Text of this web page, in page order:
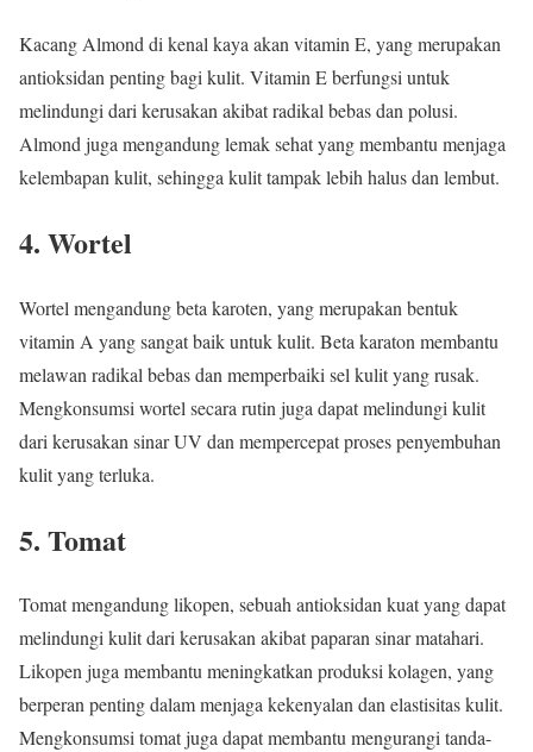
Kacang Almond di kenal kaya akan vitamin E, yang merupakan
antioksidan penting bagi kulit. Vitamin E berfungsi untuk
melindungi dari kerusakan akibat radikal bebas dan polusi.
Almond juga mengandung lemak sehat yang membantu menjaga
kelembapan kulit, sehingga kulit tampak lebih halus dan lembut.
4. Wortel
Wortel mengandung beta karoten, yang merupakan bentuk
vitamin A yang sangat baik untuk kulit. Beta karaton membantu
melawan radikal bebas dan memperbaiki sel kulit yang rusak.
Mengkonsumsi wortel secara rutin juga dapat melindungi kulit
dari kerusakan sinar UV dan mempercepat proses penyembuhan
kulit yang terluka.
5. Tomat
Tomat mengandung likopen, sebuah antioksidan kuat yang dapat
melindungi kulit dari kerusakan akibat paparan sinar matahari.
Likopen juga membantu meningkatkan produksi kolagen, yang
berperan penting dalam menjaga kekenyalan dan elastisitas kulit.
Mengkonsumsi tomat juga dapat membantu mengurangi tanda-